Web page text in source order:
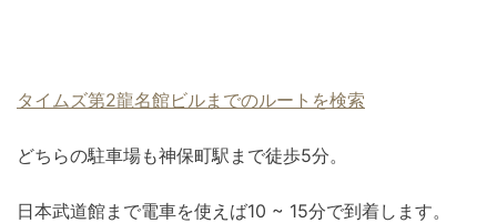
タイムズ第2龍名館ビルまでのルートを検索
どちらの駐車場も神保町駅まで徒歩5分。
日本武道館まで電車を使えば10 ~ 15分で到着します。